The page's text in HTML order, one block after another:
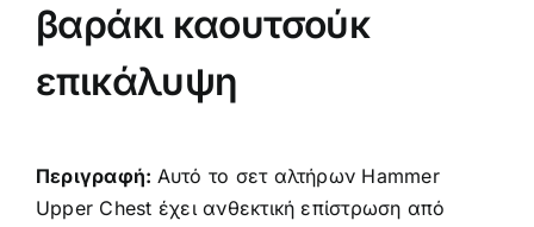
βαράκι καουτσούκ
επικάλυψη
Περιγραφή: Αυτό το σετ αλτήρων Hammer
Upper Chest έχει ανθεκτική επίστρωση από